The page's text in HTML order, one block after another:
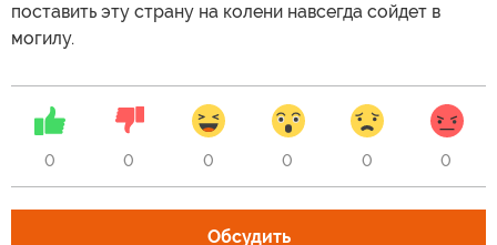
поставить эту страну на колени навсегда сойдет в
могилу.
0 0 0 0 0 0
Обсудить